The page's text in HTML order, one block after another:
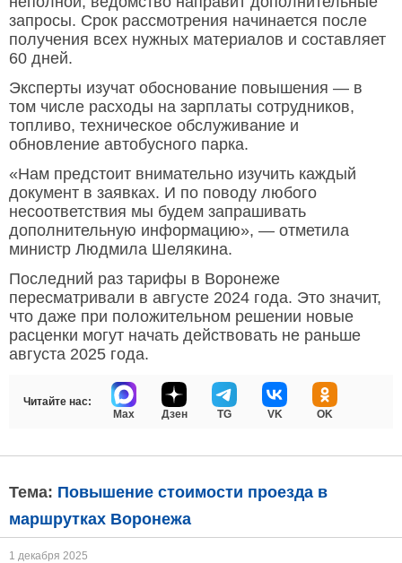
запросы. Срок рассмотрения начинается после
получения всех нужных материалов и составляет
60 дней.
Эксперты изучат обоснование повышения — в
том числе расходы на зарплаты сотрудников,
топливо, техническое обслуживание и
обновление автобусного парка.
«Нам предстоит внимательно изучить каждый
документ в заявках. И по поводу любого
несоответствия мы будем запрашивать
дополнительную информацию», — отметила
министр Людмила Шелякина.
Последний раз тарифы в Воронеже
пересматривали в августе 2024 года. Это значит,
что даже при положительном решении новые
расценки могут начать действовать не раньше
августа 2025 года.
Читайте нас:
Max
Дзен TG VK OK
Тема: Повышение стоимости проезда в
маршрутках Воронежа
1 декабря 2025